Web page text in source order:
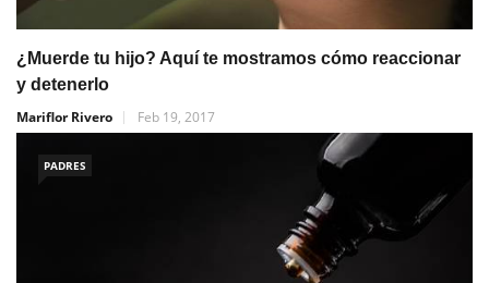
¿Muerde tu hijo? Aquí te mostramos cómo reaccionar
y detenerlo
Mariflor Rivero
Feb 19, 2017
PADRES